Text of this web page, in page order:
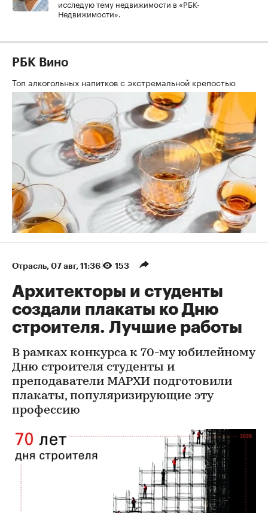
исследую тему недвижимости в «РБК-
Недвижимости».
РБК Вино
Топ алкогольных напитков с экстремальной крепостью
Отрасль 07 авг, 11:36 153
Архитекторы и студенты
создали плакаты ко Дню
строителя. Лучшие работы
В рамках конкурса к 70-му юбилейному
Дню строителя студенты и
преподаватели МАРХИ подготовили
плакаты, популяризирующие эту
профессию